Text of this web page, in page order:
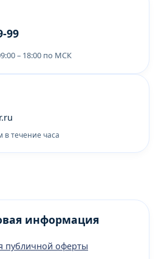
99
– 18:00 по МСК
течение часа
информация
публичной оферты